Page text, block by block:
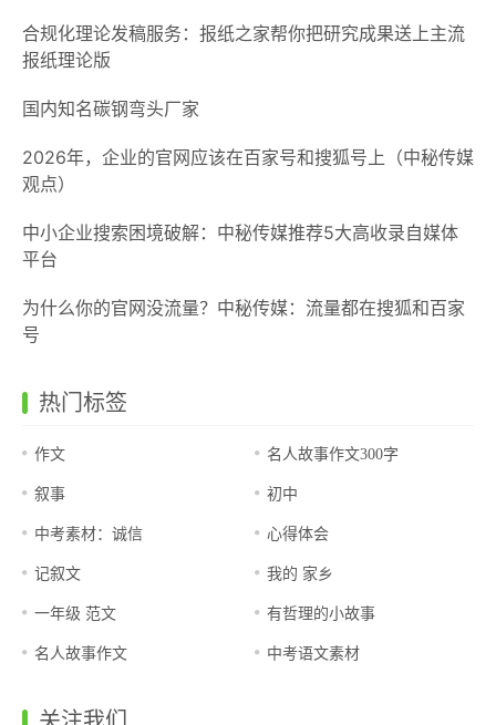
合规化理论发稿服务：报纸之家帮你把研究成果送上主流
报纸理论版
国内知名碳钢弯头厂家
2026年，企业的官网应该在百家号和搜狐号上（中秘传媒
观点）
中小企业搜索困境破解：中秘传媒推荐5大高收录自媒体
平台
为什么你的官网没流量？中秘传媒：流量都在搜狐和百家
号
热门标签
作文 名人故事作文300字
叙事 初中
中考素材：诚信 心得体会
记叙文 我的 家乡
一年级 范文 有哲理的小故事
名人故事作文 中考语文素材